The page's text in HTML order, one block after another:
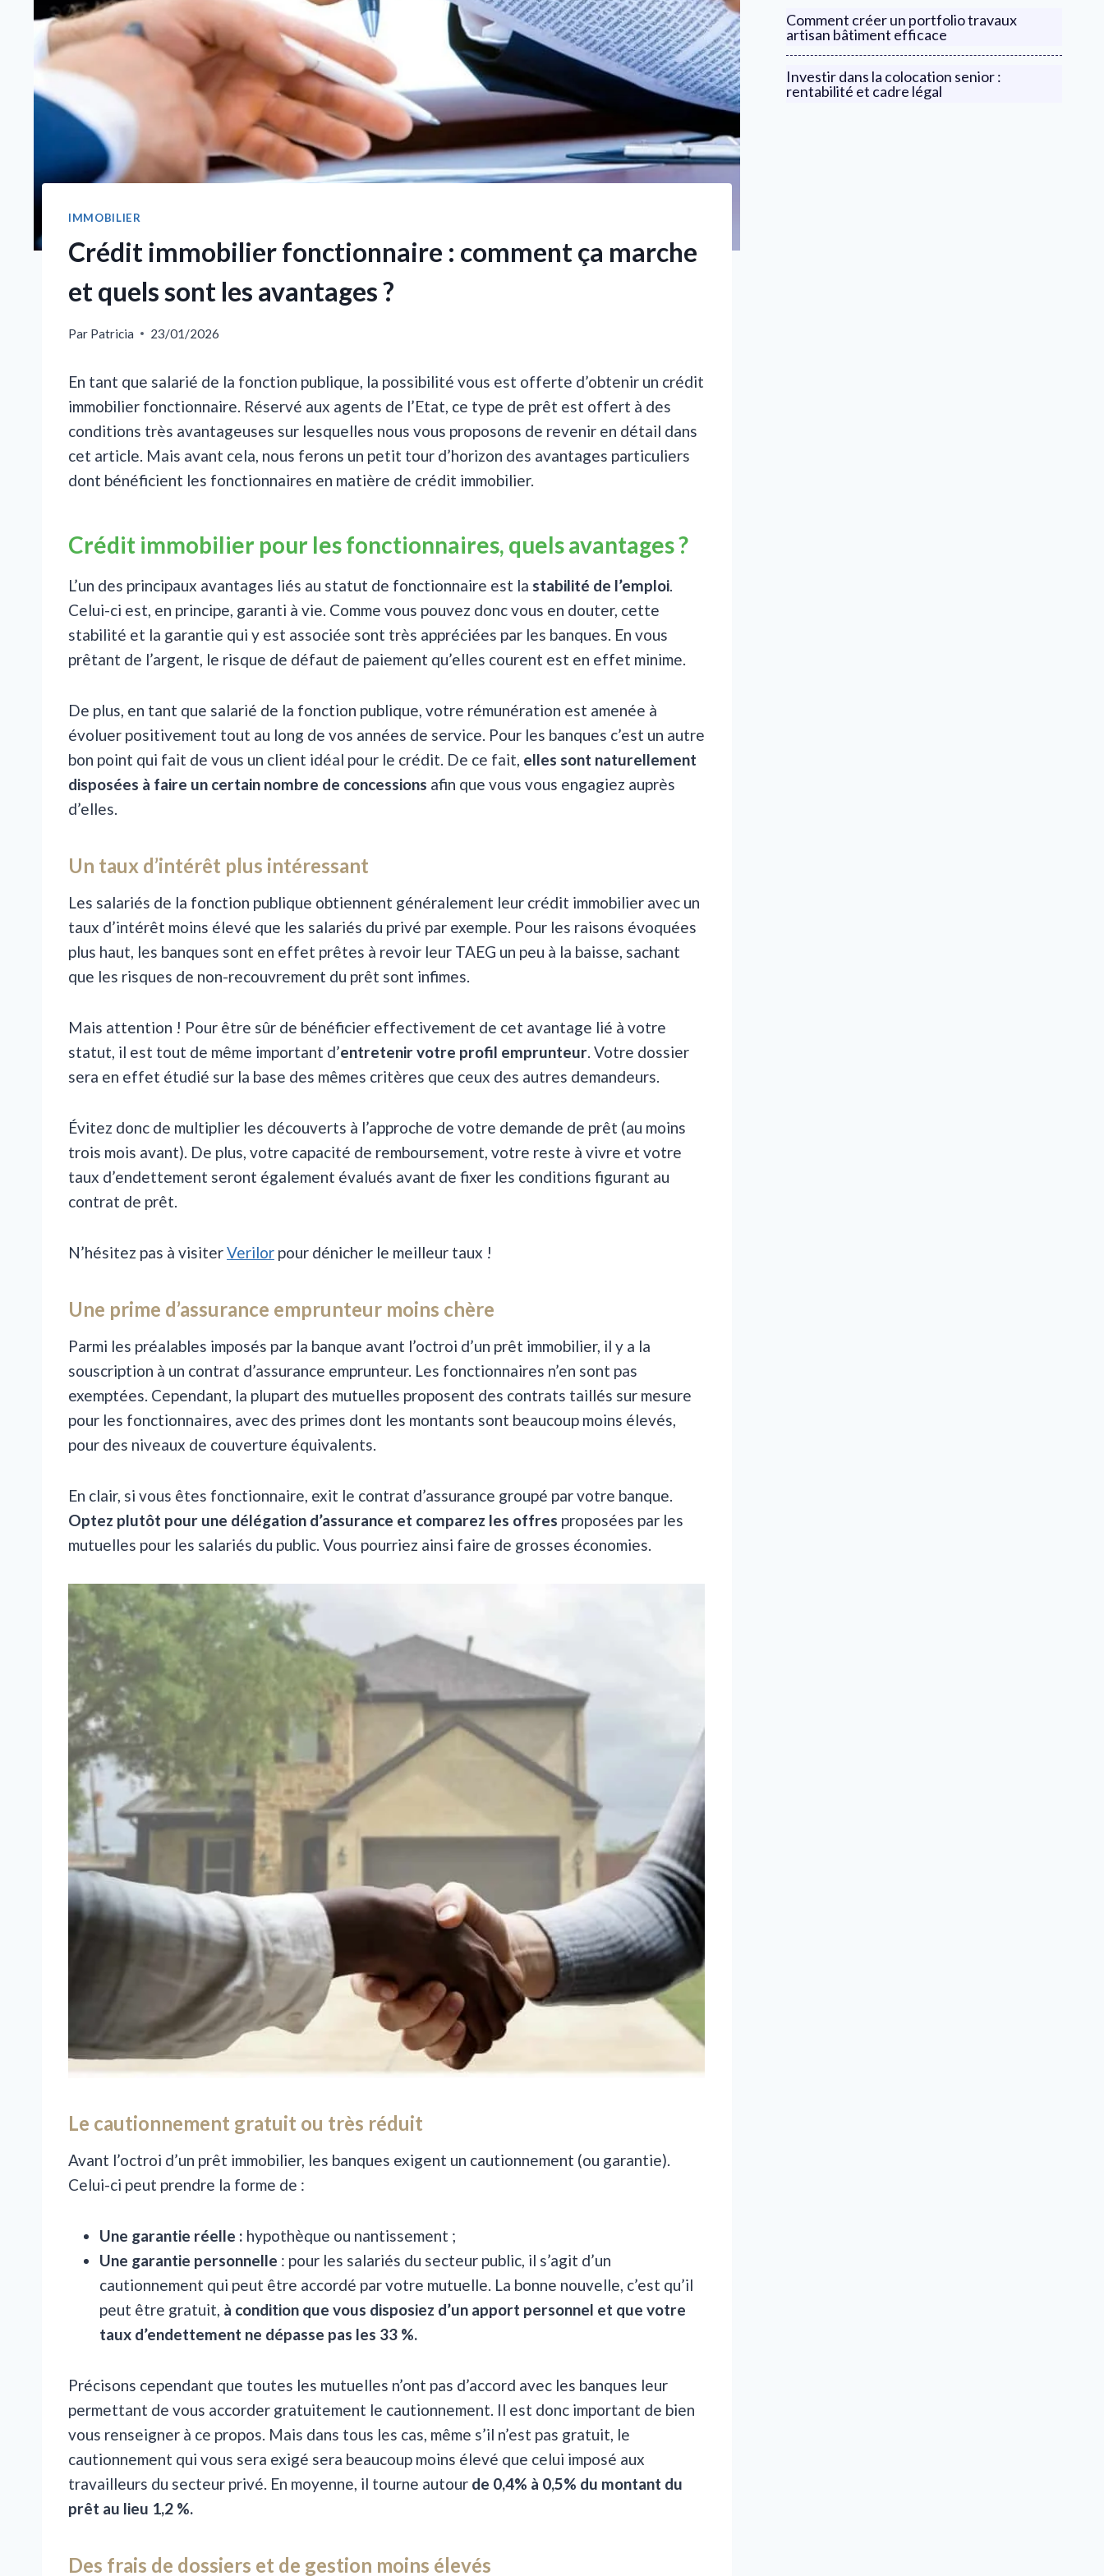
IMMOBILIER
Crédit immobilier fonctionnaire : comment ça marche
et quels sont les avantages ?
Par Patricia 23/01/2026
En tant que salarié de la fonction publique, la possibilité vous est offerte d’obtenir un crédit
immobilier fonctionnaire. Réservé aux agents de l’Etat, ce type de prêt est offert à des
conditions très avantageuses sur lesquelles nous vous proposons de revenir en détail dans
cet article. Mais avant cela, nous ferons un petit tour d’horizon des avantages particuliers
dont bénéficient les fonctionnaires en matière de crédit immobilier.
Crédit immobilier pour les fonctionnaires, quels avantages ?
L’un des principaux avantages liés au statut de fonctionnaire est la stabilité de l’emploi.
Celui-ci est, en principe, garanti à vie. Comme vous pouvez donc vous en douter, cette
stabilité et la garantie qui y est associée sont très appréciées par les banques. En vous
prêtant de l’argent, le risque de défaut de paiement qu’elles courent est en effet minime.
De plus, en tant que salarié de la fonction publique, votre rémunération est amenée à
évoluer positivement tout au long de vos années de service. Pour les banques c’est un autre
bon point qui fait de vous un client idéal pour le crédit. De ce fait, elles sont naturellement
disposées à faire un certain nombre de concessions afin que vous vous engagiez auprès
d’elles.
Un taux d’intérêt plus intéressant
Les salariés de la fonction publique obtiennent généralement leur crédit immobilier avec un
taux d’intérêt moins élevé que les salariés du privé par exemple. Pour les raisons évoquées
plus haut, les banques sont en effet prêtes à revoir leur TAEG un peu à la baisse, sachant
que les risques de non-recouvrement du prêt sont infimes.
Mais attention ! Pour être sûr de bénéficier effectivement de cet avantage lié à votre
statut, il est tout de même important d’entretenir votre profil emprunteur. Votre dossier
sera en effet étudié sur la base des mêmes critères que ceux des autres demandeurs.
Évitez donc de multiplier les découverts à l’approche de votre demande de prêt (au moins
trois mois avant). De plus, votre capacité de remboursement, votre reste à vivre et votre
taux d’endettement seront également évalués avant de fixer les conditions figurant au
contrat de prêt.
N’hésitez pas à visiterVerilor pour dénicher le meilleur taux !
Une prime d’assurance emprunteur moins chère
Parmi les préalables imposés par la banque avant l’octroi d’un prêt immobilier, il y a la
souscription à un contrat d’assurance emprunteur. Les fonctionnaires n’en sont pas
exemptées. Cependant, la plupart des mutuelles proposent des contrats taillés sur mesure
pour les fonctionnaires, avec des primes dont les montants sont beaucoup moins élevés,
pour des niveaux de couverture équivalents.
En clair, si vous êtes fonctionnaire, exit le contrat d’assurance groupé par votre banque.
Optez plutôt pour une délégation d’assurance et comparez les offres proposées par les
mutuelles pour les salariés du public. Vous pourriez ainsi faire de grosses économies.
Le cautionnement gratuit ou très réduit
Avant l’octroi d’un prêt immobilier, les banques exigent un cautionnement (ou garantie).
Celui-ci peut prendre la forme de :
Une garantie réelle : hypothèque ou nantissement ;
Une garantie personnelle : pour les salariés du secteur public, il s’agit d’un
cautionnement qui peut être accordé par votre mutuelle. La bonne nouvelle, c’est qu’il
peut être gratuit, à condition que vous disposiez d’un apport personnel et que votre
taux d’endettement ne dépasse pas les 33 %.
Précisons cependant que toutes les mutuelles n’ont pas d’accord avec les banques leur
permettant de vous accorder gratuitement le cautionnement. Il est donc important de bien
vous renseigner à ce propos. Mais dans tous les cas, même s’il n’est pas gratuit, le
cautionnement qui vous sera exigé sera beaucoup moins élevé que celui imposé aux
travailleurs du secteur privé. En moyenne, il tourne autour de 0,4% à 0,5% du montant du
prêt au lieu 1,2 %.
Des frais de dossiers et de gestion moins élevés
Comment créer un portfolio travaux
artisan bâtiment efficace
Investir dans la colocation senior :
rentabilité et cadre légal